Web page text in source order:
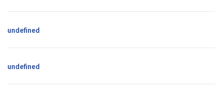
undefined
undefined